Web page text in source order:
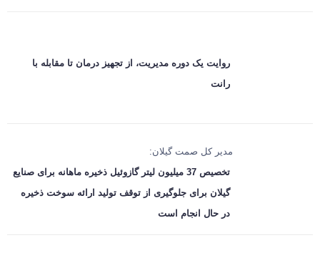
روایت یک دوره مدیریت، از تجهیز درمان تا مقابله با
رانت
مدیر کل صمت گیلان:
تخصیص 37 میلیون لیتر گازوئیل ذخیره ماهانه برای صنایع
گیلان برای جلوگیری از توقف تولید ارائه سوخت ذخیره
در حال انجام است